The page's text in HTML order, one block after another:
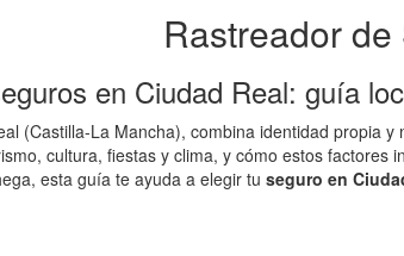
Rastreador
en Ciudad Real: guía
(Castilla-La Mancha), combina identidad propia
cultura, fiestas y clima, y cómo estos factores
esta guía te ayuda a elegir tu seguro en